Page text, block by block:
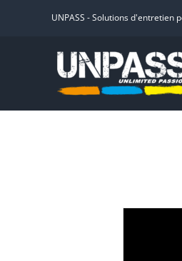
UNPASS - Solutions d'entretien